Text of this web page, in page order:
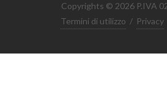
Copyrights © 2026 P.IVA
Termini di utilizzo / Privacy